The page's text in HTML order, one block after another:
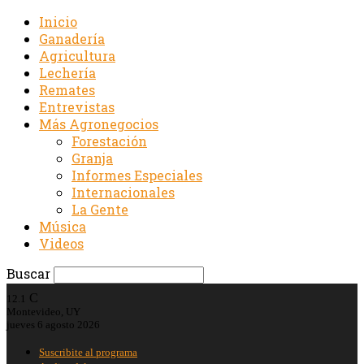
Inicio
Ganadería
Agricultura
Lechería
Remates
Entrevistas
Más Agronegocios
Forestación
Granja
Informes Especiales
Internacionales
La Gente
Música
Videos
Buscar
12.1 C
Montevideo, UY
jueves 6 agosto 2026
Suscribite al programa